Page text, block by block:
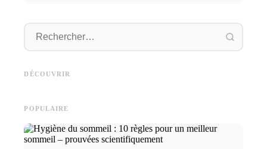
DÉCOUVRIR
Deutschlandstipendium, BAföG
und smarte Spartipps
POPULAIRE